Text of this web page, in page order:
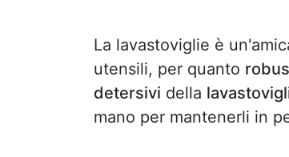
La lavastoviglie è
utensili, per quanto
detersivi della
mano per mantenerli in